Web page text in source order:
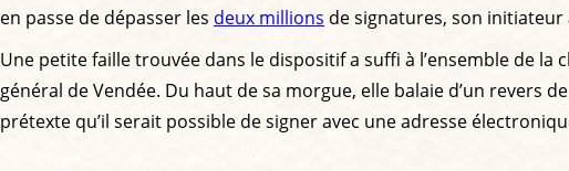
en passe de dépasser les deux millions de signatures, son
Une petite faille trouvée dans le dispositif a suffi à l’ensemble de
général de Vendée. Du haut de sa morgue, elle balaie d’un revers
prétexte qu’il serait possible de signer avec une adresse